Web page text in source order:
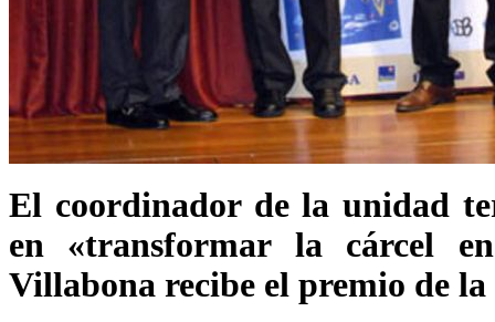
El coordinador de la unidad
en «transformar la cárcel
Villabona recibe el premio de